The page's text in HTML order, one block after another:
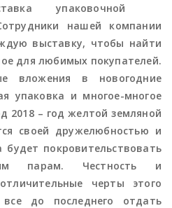
упаковочной
нашей компании
выставку, чтобы найти
для любимых покупателей.
вложения в новогодние
упаковка и многое-многое
2018 – год желтой земляной
своей дружелюбностью и
покровительствовать
парам. Честность и
черты этого
до последнего отдать